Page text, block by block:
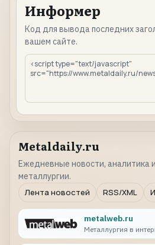
Информер
Код для вывода последних
вашем сайте.
Metaldaily.ru
Ежедневные новости, аналитика
металлургии.
Лента новостей
RSS/XML
metalweb.ru
Металлургия в